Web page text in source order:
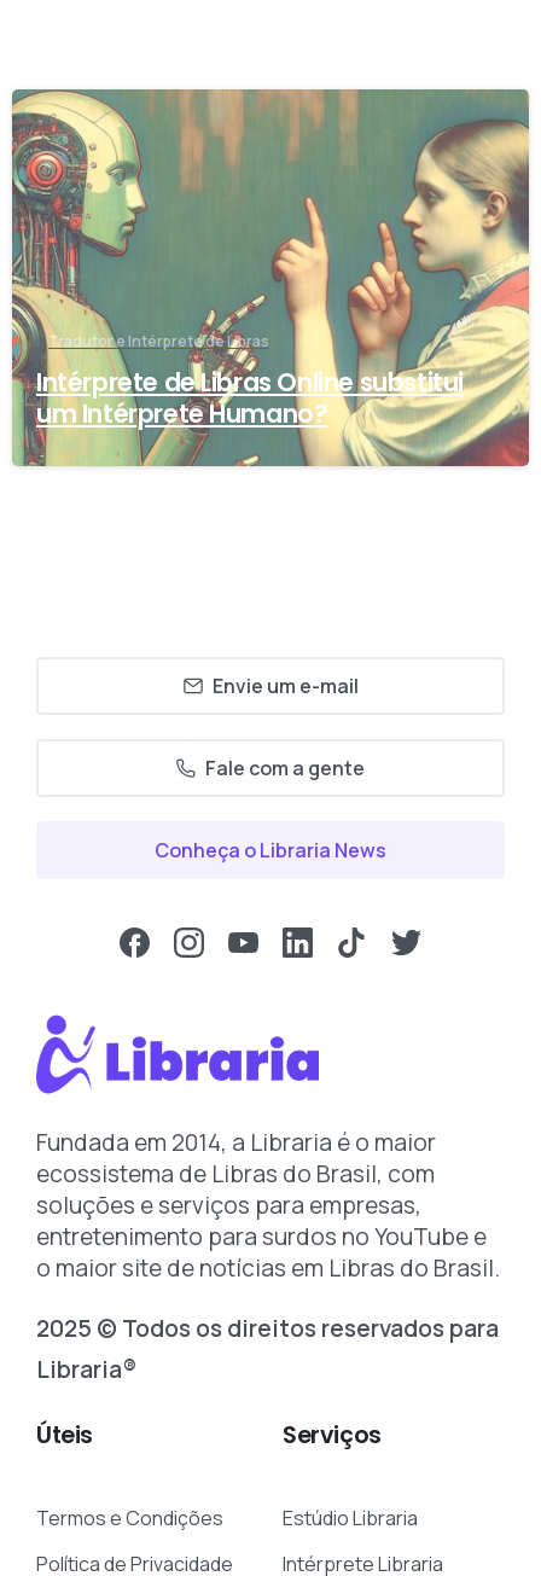
-
Tradutor e Intérprete de Libras
Intérprete de Libras Online substitui
um Intérprete Humano?
Envie um e-mail
Fale com a gente
Conheça o Libraria News
Fundada em 2014, a Libraria é o maior
ecossistema de Libras do Brasil, com
soluções e serviços para empresas,
entretenimento para surdos no YouTube e
o maior site de notícias em Libras do Brasil.
2025 © Todos os direitos reservados para
Libraria®
Úteis
Termos e Condições
Política de Privacidade
Serviços
Estúdio Libraria
Intérprete Libraria